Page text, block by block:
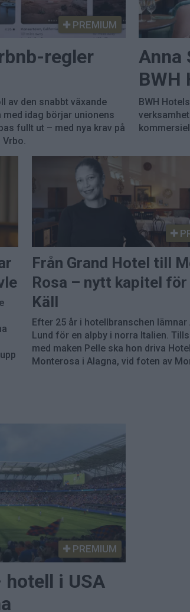
PREMIUM
regler
av den snabbt växande
idag börjar unionens
fullt ut – med nya krav på
Anna
BWH
BWH
Från Grand Hotel till
Rosa – nytt kapitel för
Käll
Efter 25 år i hotellbranschen lämnar
Lund för en alpby i norra Italien.
med maken Pelle ska hon driva Hotel
Monterosa i Alagna, vid foten av
PREMIUM
i USA